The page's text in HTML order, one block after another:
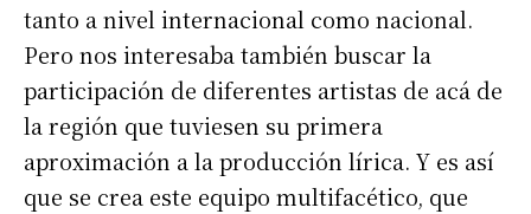
tanto a nivel internacional como nacional.
Pero nos interesaba también buscar la
participación de diferentes artistas de acá de
la región que tuviesen su primera
aproximación a la producción lírica. Y es así
que se crea este equipo multifacético, que